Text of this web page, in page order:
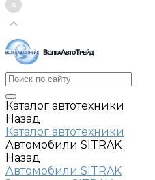
Каталог автотехники
Назад
Каталог автотехники
Автомобили SITRAK
Назад
Автомобили SITRAK